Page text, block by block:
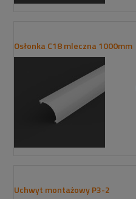
Osłonka C18 mleczna 1000mm
Uchwyt montażowy P3-2